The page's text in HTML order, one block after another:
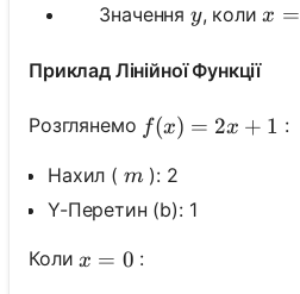
\,\quad
Значення y
y, колиx=0
x =
Приклад Лінійної Функції
Розглянемо f(x)=2 x+1
f(x) = 2x + 1 :
Нахил ( m
m): 2
Y-Перетин (b): 1
Колиx=0
x = 0 :